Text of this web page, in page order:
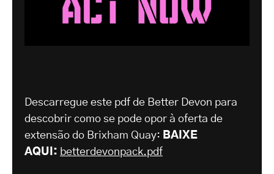
Descarregue este pdf de Better Devon para
descobrir como se pode opor à oferta de
extensão do Brixham Quay: BAIXE
AQUI: betterdevonpack.pdf